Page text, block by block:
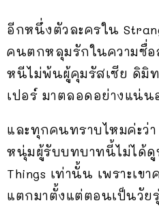
อีกหนึ่งตัวละครใน
คนตกหลุมรักในความซื่
หนีไม่พ้นผู้คุมรัสเซีย ดิมิ
เปอร์ มาตลอดอย่างแน่น
และทุกคนทราบไหมค่ะว่า
หนุ่มผู้รับบทบาทนี้ไม่ได้ดู
Things เท่านั้น เพราะเ
แตกมาตั้งแต่ตอนเป็นวัย